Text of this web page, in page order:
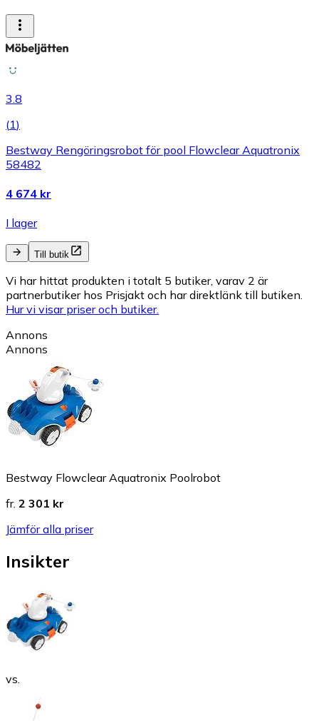
3.8
(1)
Bestway Rengöringsrobot för pool Flowclear Aquatronix
58482
4 674 kr
I lager
Till butik
Vi har hittat produkten i totalt 5 butiker, varav 2 är
partnerbutiker hos Prisjakt och har direktlänk till butiken.
Hur vi visar priser och butiker.
Annons
Annons
Bestway Flowclear Aquatronix Poolrobot
fr. 2 301 kr
Jämför alla priser
Insikter
vs.